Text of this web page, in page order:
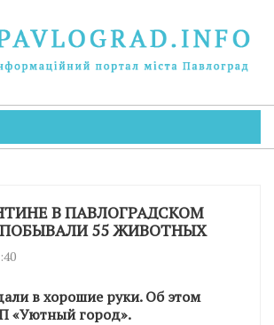
В ПАВЛОГРАДСКОМ
55 ЖИВОТНЫХ
в хорошие руки. Об этом
«Уютный город».